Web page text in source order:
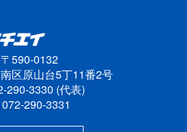
〒590-0132
区原山台5丁11番2号
290-3330 (代表)
290-3331